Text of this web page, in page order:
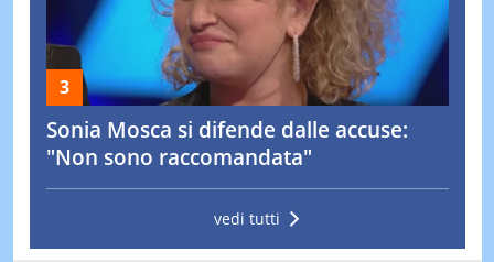
Sonia Mosca si difende dalle accuse:
"Non sono raccomandata"
vedi tutti